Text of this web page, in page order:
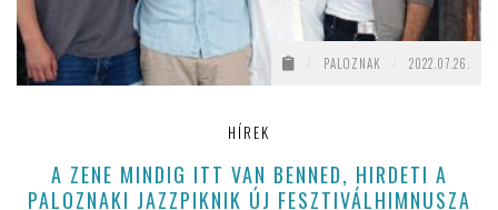
PALOZNAK 2022.07.26.
HÍREK
A ZENE MINDIG ITT VAN BENNED, HIRDETI A
PALOZNAKI JAZZPIKNIK ÚJ FESZTIVÁLHIMNUSZA